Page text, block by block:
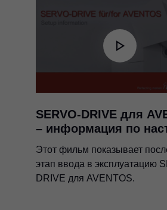
SERVO-DRIVE для
– информация по
Этот фильм показывает
этап ввода в эксплуатацию
DRIVE для AVENTOS.